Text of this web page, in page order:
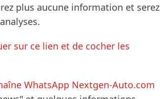
plus aucune information et serez
sur ce lien et de cocher les
WhatsApp Nextgen-Auto.com